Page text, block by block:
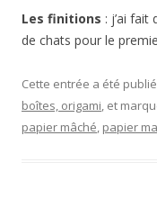
Les finitions : j’ai fait
de chats pour le
Cette entrée a été
boîtes, origami, et
papier mâché, papier